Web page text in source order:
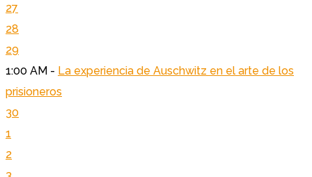
27
28
29
1:00 AM - La experiencia de Auschwitz en el arte de los
prisioneros
30
1
2